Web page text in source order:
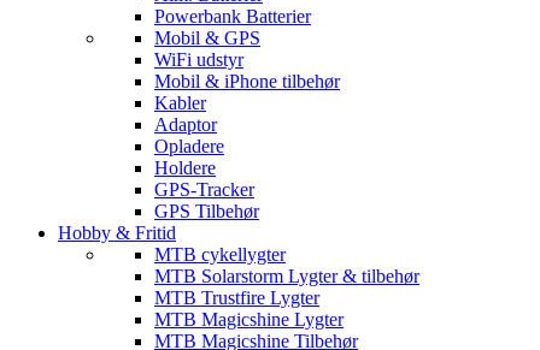
Powerbank Batterier
Mobil & GPS
WiFi udstyr
Mobil & iPhone tilbehør
Kabler
Adaptor
Opladere
Holdere
GPS-Tracker
GPS Tilbehør
Hobby & Fritid
MTB cykellygter
MTB Solarstorm Lygter & tilbehør
MTB Trustfire Lygter
MTB Magicshine Lygter
MTB Magicshine Tilbehør